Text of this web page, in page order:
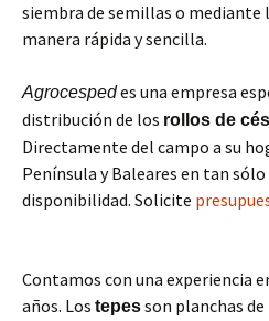
siembra de semillas o mediante
manera rápida y sencilla.
Agrocespedes una empresa
distribución de los rollos de
Directamente del campo a su
Península y Baleares en tan
disponibilidad. Solicite
Contamos con una experiencia
años. Los tepesson planchas